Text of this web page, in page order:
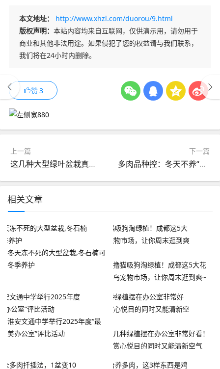
本文地址：
http://www.xhzl.com/duorou/9.html
版权声明： 本站内容均来自互联网，仅供演示用，请勿用于
商业和其他非法用途。如果侵犯了您的权益请与我们联系，
我们将在24小时内删除。
赞3
上一篇
这几种大型绿叶盆栽真气派，摆在客厅净化空气，皮实好养又耐旱
下一篇
多肉品种控：冬天不养“这4种”山地玫瑰，那真的太可惜了
相关文章
冬天冻不死的大型盆栽,冬石楠可
冬季养护
撸猫吸狗淘绿植！成都这5大花
鸟宠物市场，让你周末逛到爽~
淮安文通中学举行2025年度“最
美办公室”评比活动
几种绿植摆在办公室非常好看！
赏心悦目的同时又能清新空气